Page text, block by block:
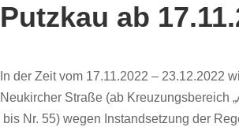
Putzkau ab
In der Zeit vom 17.11.2022 – 23.12.2022
Neukircher Straße (ab Kreuzungsbereich
bis Nr. 55) wegen Instandsetzung der